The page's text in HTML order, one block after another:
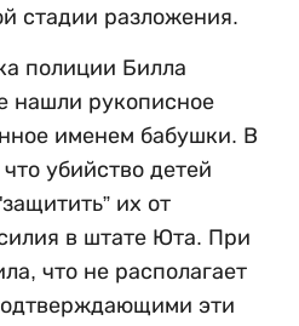
стадии разложения.
полиции Билла
нашли рукописное
именем бабушки. В
убийство детей
их от
в штате Юта. При
что не располагает
эти